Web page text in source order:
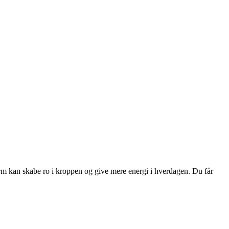
kan skabe ro i kroppen og give mere energi i hverdagen. Du får